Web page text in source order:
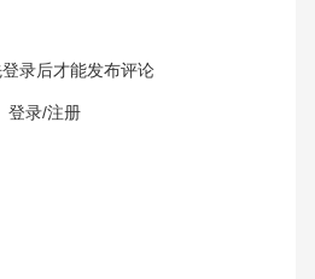
录后才能发布评论
登录/注册